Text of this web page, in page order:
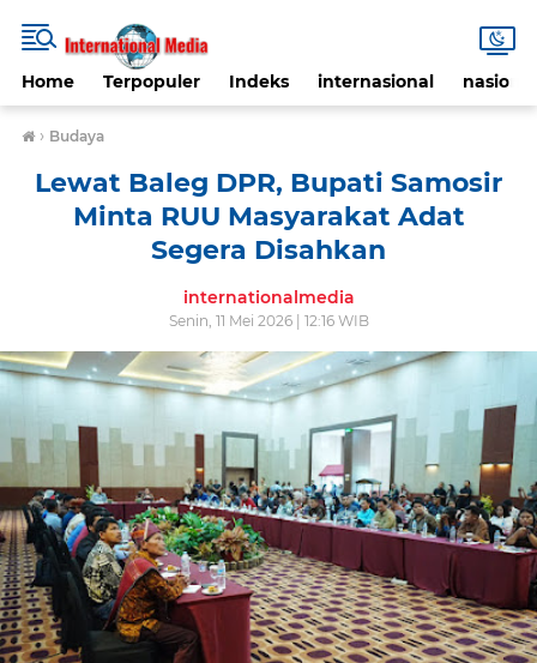
Home Terpopuler Indeks internasional nasional
› Budaya
Lewat Baleg DPR, Bupati Samosir
Minta RUU Masyarakat Adat
Segera Disahkan
internationalmedia
Senin, 11 Mei 2026 | 12:16 WIB